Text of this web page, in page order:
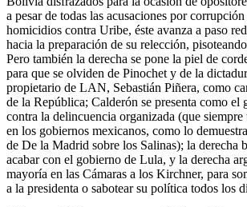
a pesar de todas las acusaciones por
homicidios contra Uribe, éste avanza a paso
hacia la preparación de su relección,
Pero también la derecha se pone la piel de
para que se olviden de Pinochet y de la
propietario de LAN, Sebastián Piñera, como
de la República; Calderón se presenta como el
contra la delincuencia organizada (que siempre
en los gobiernos mexicanos, como lo
de De la Madrid sobre los Salinas); la derecha
acabar con el gobierno de Lula, y la derecha
mayoría en las Cámaras a los Kirchner, para
a la presidenta o sabotear su política todos los